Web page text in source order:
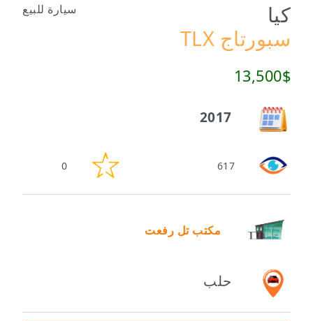
كيا سيارة للبيع
سبورتاج TLX
13,500$
2017
617
0
مكتب تل رفعت
حلب